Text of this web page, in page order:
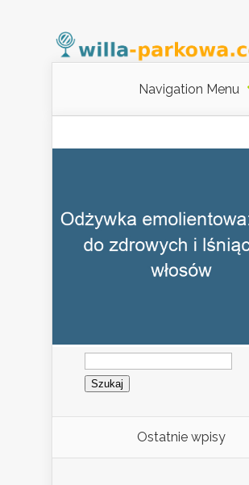
Navigation Menu
Szukaj:
Ostatnie wpisy